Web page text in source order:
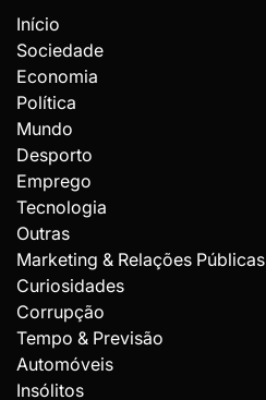
Início
Sociedade
Economia
Política
Mundo
Desporto
Emprego
Tecnologia
Outras
Marketing & Relações Públicas
Curiosidades
Corrupção
Tempo & Previsão
Automóveis
Insólitos